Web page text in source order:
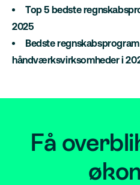
Top 5 bedste
2025
Bedste regnskabsprogram
håndværksvirksomheder i
Få